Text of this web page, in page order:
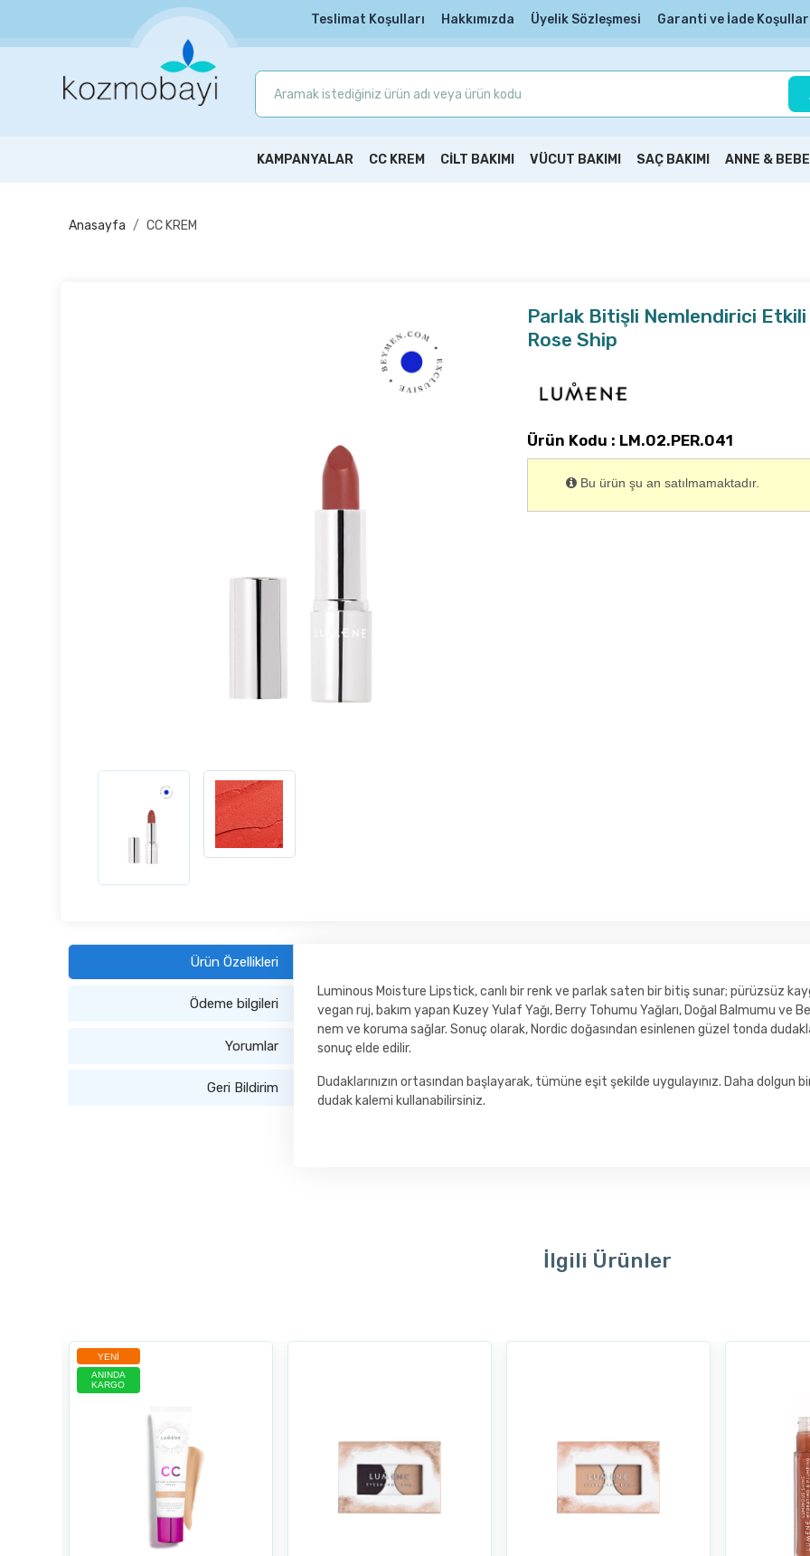
Teslimat Koşulları Hakkımızda Üyelik Sözleşmesi Garanti ve İade
KAMPANYALAR CC KREM CİLT BAKIMI VÜCUT BAKIMI SAÇ BAKIMI ANNE &
Anasayfa CC KREM
Parlak Bitişli Nemlendirici Etkili
Rose Ship
Ürün Kodu : LM.02.PER.041
Bu ürün şu an satılmamaktadır.
Ürün Özellikleri
Ödeme bilgileri
Yorumlar
Geri Bildirim
Luminous Moisture Lipstick, canlı bir renk ve parlak saten bir bitiş sunar; pürüzsüz
vegan ruj, bakım yapan Kuzey Yulaf Yağı, Berry Tohumu Yağları, Doğal Balmumu ve
nem ve koruma sağlar. Sonuç olarak, Nordic doğasından esinlenen güzel tonda
sonuç elde edilir.
Dudaklarınızın ortasından başlayarak, tümüne eşit şekilde uygulayınız. Daha
dudak kalemi kullanabilirsiniz.
İlgili Ürünler
YENI
ANINDA
KARGO